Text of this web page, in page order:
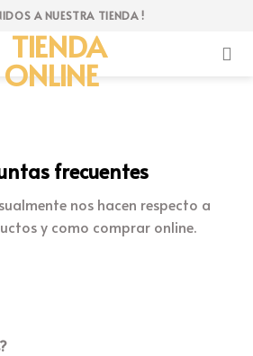
A NUESTRA TIENDA !
frecuentes
nos hacen respecto a
y como comprar online.